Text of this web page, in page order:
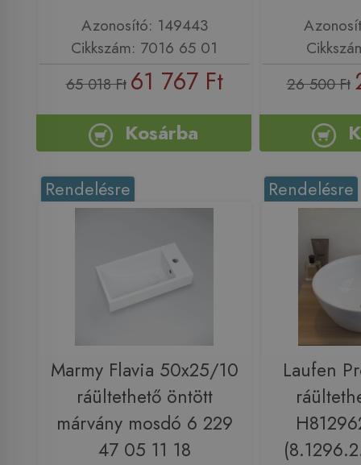
Azonosító: 149443
Cikkszám: 7016 65 01
65 018 Ft 61 767 Ft
Kosárba
26 500 Ft
Rendelésre
Marmy Flavia 50x25/10
ráültethető öntött
márvány mosdó 6 229
47 05 11 18
Rendelésre
Laufen